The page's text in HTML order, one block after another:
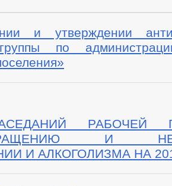
и утверждении
по
РАБОЧЕЙ
И
И АЛКОГОЛИЗМА НА